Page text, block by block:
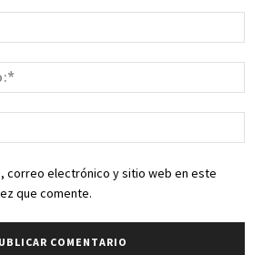
correo electrónico y sitio web en este
que comente.